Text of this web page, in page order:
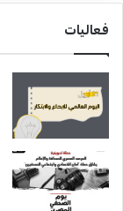
فعاليات